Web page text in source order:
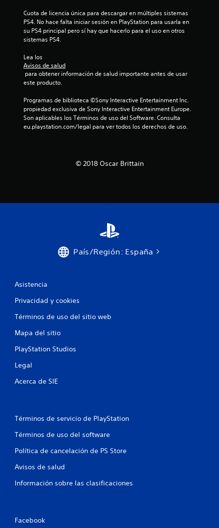
Cuota de licencia única para descargar en múltiples sistemas
PS4. No hace falta iniciar sesión en PlayStation para usarla en
su PS4 principal pero sí hay que hacerlo para el uso en otros
sistemas PS4.
Lea los
Avisos de salud
este producto.
Programas de biblioteca ©Sony Interactive Entertainment Inc.
propiedad exclusiva de Sony Interactive Entertainment Europe.
Son aplicables los Términos de uso del Software. Consulta
eu.playstation.com/legal para ver todos los derechos de uso.
© 2018 Oscar Brittain
País/Región: España
Asistencia
Privacidad y cookies
Términos de uso del sitio web
Mapa del sitio
PlayStation Studios
Legal
Acerca de SIE
Términos de servicio de PlayStation
Términos de uso del software
Política de cancelación de PS Store
Avisos de salud
Información sobre las clasificaciones
Facebook